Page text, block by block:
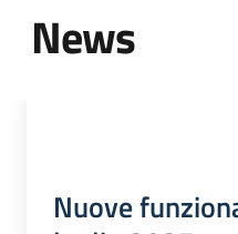
News
Tutti i
Nuove